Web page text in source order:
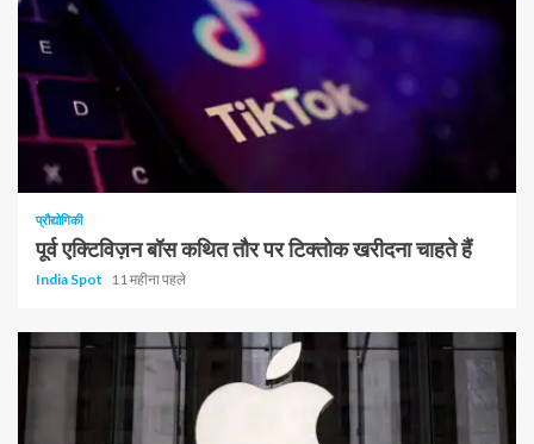
प्रौद्योगिकी
पूर्व एक्टिविज़न बॉस कथित तौर पर टिक्तोक खरीदना चाहते हैं
India Spot 11 महीना पहले